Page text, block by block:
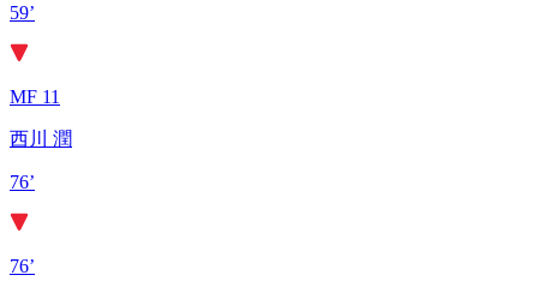
59’
MF 11
西川 潤
76’
76’